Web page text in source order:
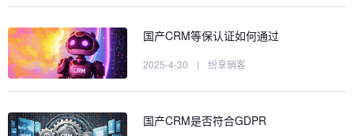
国产CRM等保认证如何通过
2025-4-30 | 纷享销客
国产CRM是否符合GDPR